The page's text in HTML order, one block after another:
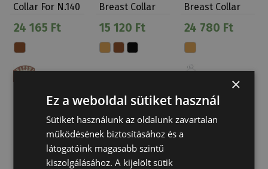
Collar For N.140
24 165 Ft
Breast Collar
15 120 Ft
Breast Collar
T…
24 780 Ft
×
Ez a weboldal sütiket használ
Sütiket használunk az oldalunk zavartalan
működésének biztosításához és a
látogatóink magasabb szintű
kiszolgálásához. A kijelölt sütik